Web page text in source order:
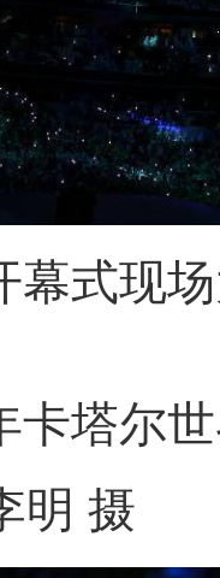
幕式现
卡塔尔
明 摄